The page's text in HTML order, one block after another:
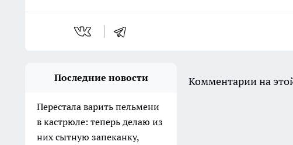
Последние новости
Перестала варить пельмени
в кастрюле: теперь делаю из
них сытную запеканку,
Комментарии на